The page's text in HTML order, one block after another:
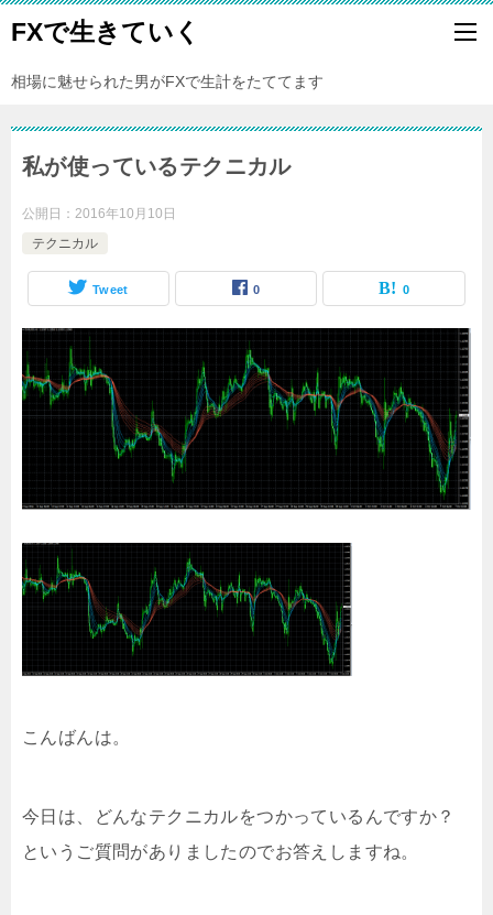
FXで生きていく
相場に魅せられた男がFXで生計をたててます
私が使っているテクニカル
公開日： 2016年10月10日
テクニカル
Tweet 0 0
こんばんは。
今日は、どんなテクニカルをつかっているんですか？
というご質問がありましたのでお答えしますね。